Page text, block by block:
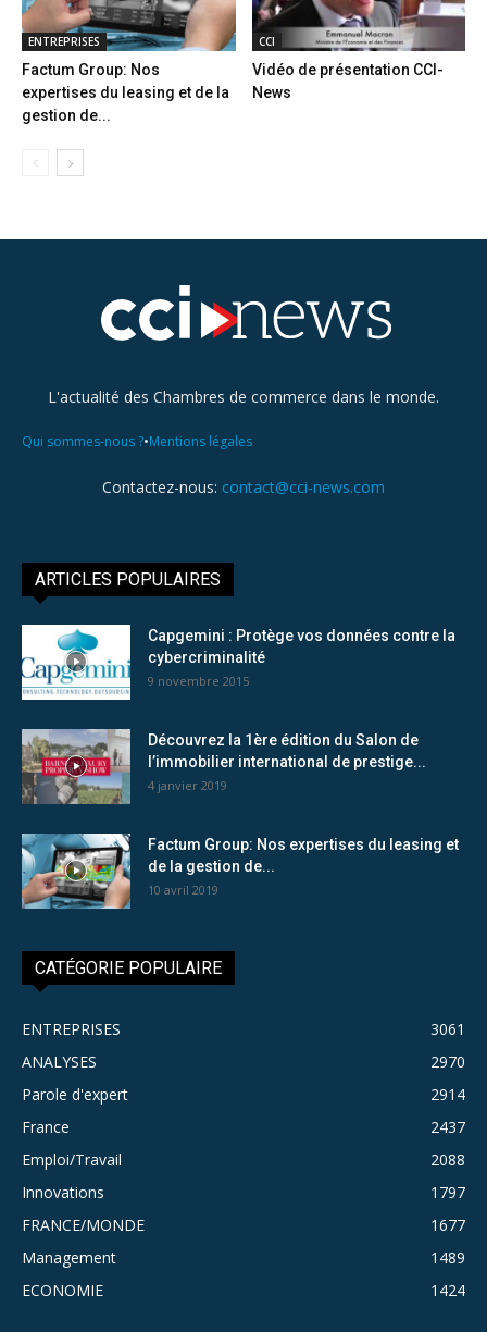
ENTREPRISES
Factum Group: Nos
expertises du leasing et de la
gestion de...
CCI
Vidéo de présentation CCI-
News
L'actualité des Chambres de commerce dans le monde.
Qui sommes-nous ?•Mentions légales
Contactez-nous: contact@cci-news.com
ARTICLES POPULAIRES
Capgemini : Protège vos données contre la
cybercriminalité
9 novembre 2015
Découvrez la 1ère édition du Salon de
l’immobilier international de prestige...
4 janvier 2019
Factum Group: Nos expertises du leasing et
de la gestion de...
10 avril 2019
CATÉGORIE POPULAIRE
ENTREPRISES
3061
ANALYSES
2970
Parole d'expert
2914
France
2437
Emploi/Travail
2088
Innovations
1797
FRANCE/MONDE
1677
Management
1489
ECONOMIE
1424